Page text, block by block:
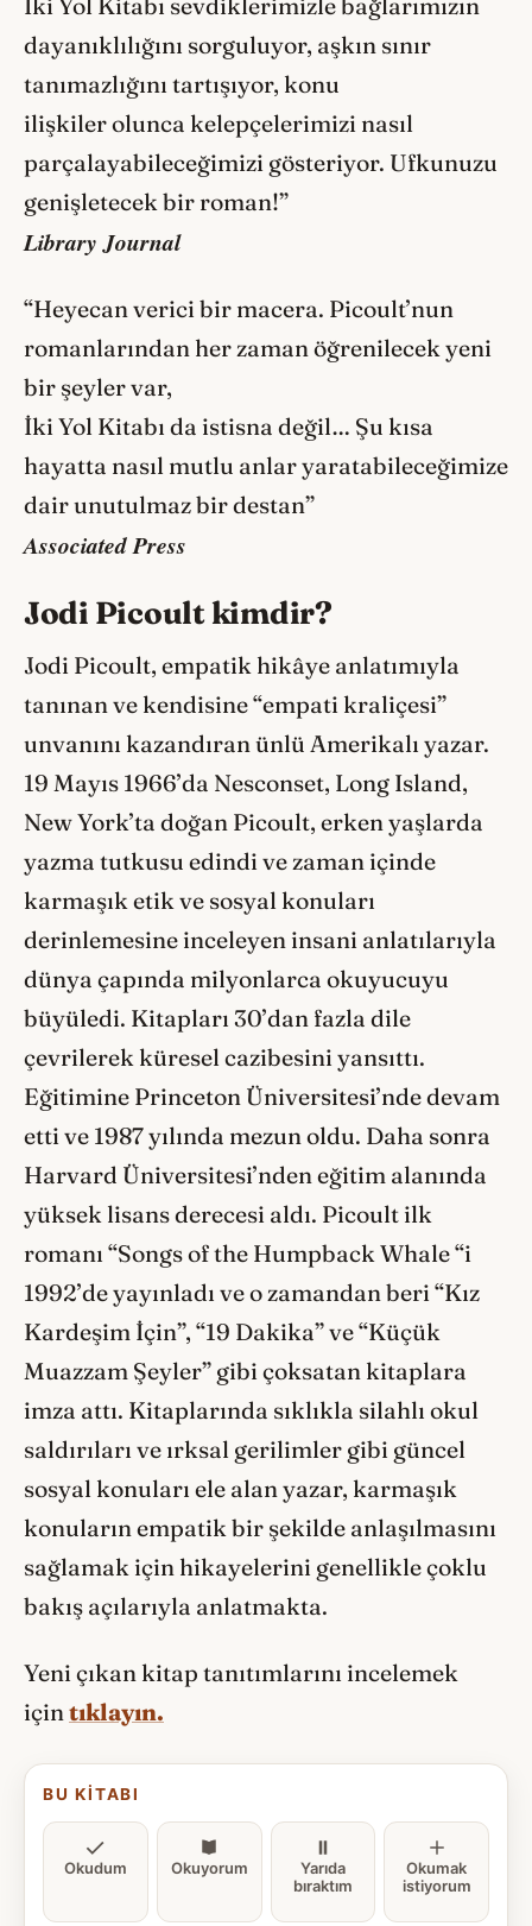
dayanıklılığını sorguluyor, aşkın sınır
tanımazlığını tartışıyor, konu
ilişkiler olunca kelepçelerimizi nasıl
parçalayabileceğimizi gösteriyor. Ufkunuzu
genişletecek bir roman!”
Library Journal
“Heyecan verici bir macera. Picoult’nun
romanlarından her zaman öğrenilecek yeni
bir şeyler var,
İki Yol Kitabı da istisna değil… Şu kısa
hayatta nasıl mutlu anlar yaratabileceğimize
dair unutulmaz bir destan”
Associated Press
Jodi Picoult kimdir?
Jodi Picoult, empatik hikâye anlatımıyla
tanınan ve kendisine “empati kraliçesi”
unvanını kazandıran ünlü Amerikalı yazar.
19 Mayıs 1966’da Nesconset, Long Island,
New York’ta doğan Picoult, erken yaşlarda
yazma tutkusu edindi ve zaman içinde
karmaşık etik ve sosyal konuları
derinlemesine inceleyen insani anlatılarıyla
dünya çapında milyonlarca okuyucuyu
büyüledi. Kitapları 30’dan fazla dile
çevrilerek küresel cazibesini yansıttı.
Eğitimine Princeton Üniversitesi’nde devam
etti ve 1987 yılında mezun oldu. Daha sonra
Harvard Üniversitesi’nden eğitim alanında
yüksek lisans derecesi aldı. Picoult ilk
romanı “Songs of the Humpback Whale “i
1992’de yayınladı ve o zamandan beri “Kız
Kardeşim İçin”, “19 Dakika” ve “Küçük
Muazzam Şeyler” gibi çoksatan kitaplara
imza attı. Kitaplarında sıklıkla silahlı okul
saldırıları ve ırksal gerilimler gibi güncel
sosyal konuları ele alan yazar, karmaşık
konuların empatik bir şekilde anlaşılmasını
sağlamak için hikayelerini genellikle çoklu
bakış açılarıyla anlatmakta.
Yeni çıkan kitap tanıtımlarını incelemek
içintıklayın.
BU KITABI
Okudum Okuyorum
Yarıda
bıraktım
Okumak
istiyorum